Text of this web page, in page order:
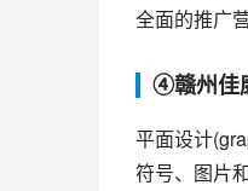
全面的推广
④赣州佳
平面设计
符号、图片